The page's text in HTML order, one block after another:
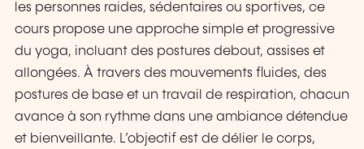
les personnes raides, sédentaires ou sportives, ce
cours propose une approche simple et progressive
du yoga, incluant des postures debout, assises et
allongées. À travers des mouvements fluides, des
postures de base et un travail de respiration, chacun
avance à son rythme dans une ambiance détendue
et bienveillante. L’objectif est de délier le corps,